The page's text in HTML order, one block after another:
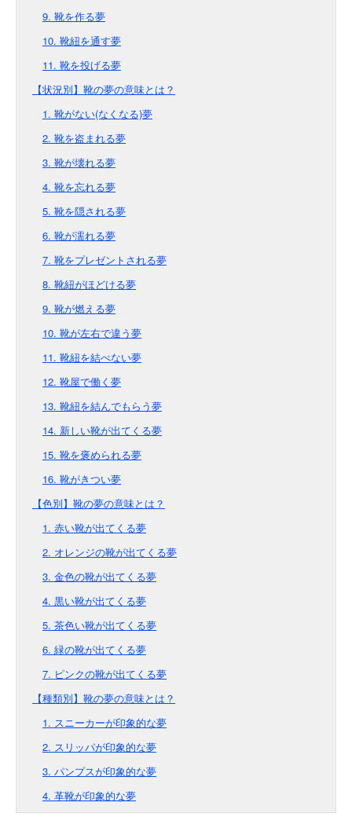
9. 靴を作る夢
10. 靴紐を通す夢
11. 靴を投げる夢
【状況別】靴の夢の意味とは？
1. 靴がない(なくなる)夢
2. 靴を盗まれる夢
3. 靴が壊れる夢
4. 靴を忘れる夢
5. 靴を隠される夢
6. 靴が濡れる夢
7. 靴をプレゼントされる夢
8. 靴紐がほどける夢
9. 靴が燃える夢
10. 靴が左右で違う夢
11. 靴紐を結べない夢
12. 靴屋で働く夢
13. 靴紐を結んでもらう夢
14. 新しい靴が出てくる夢
15. 靴を褒められる夢
16. 靴がきつい夢
【色別】靴の夢の意味とは？
1. 赤い靴が出てくる夢
2. オレンジの靴が出てくる夢
3. 金色の靴が出てくる夢
4. 黒い靴が出てくる夢
5. 茶色い靴が出てくる夢
6. 緑の靴が出てくる夢
7. ピンクの靴が出てくる夢
【種類別】靴の夢の意味とは？
1. スニーカーが印象的な夢
2. スリッパが印象的な夢
3. パンプスが印象的な夢
4. 革靴が印象的な夢